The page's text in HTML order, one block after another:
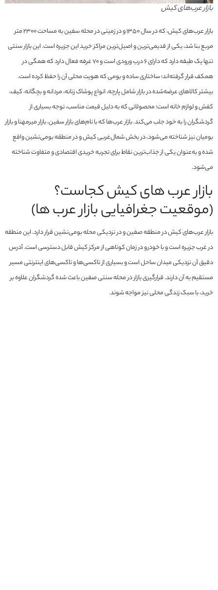
بازار عرب‌های کیش
بازار عرب‌های کیش، که در سال ۱۳۵۰ و در زمینی در محله سفین به مساحت ۲۳۰۰ متر
مربع بنا شد، یکی از قدیمی‌ترین و اصیل‌ترین مراکز خرید این جزیره است. این بازار سنتی
تنها یک طبقه دارد که دارای 6 درب ورودی است و ۷۰ غرفه فعال دارد که همگی در
همکف قرار گرفته‌اند؛ ساختاری ساده و بومی که هویت محلی آن را حفظ کرده است.
بیشتر کالاهای عرضه‌شده در بازار شامل پارچه، انواع پوشاک زنانه، مردانه و بچگانه، کیف،
کفش و لوازم خانه است؛ محصولاتی که به دلیل قیمت مناسب، توجه بسیاری از
گردشگران را به خود جلب می‌کند. بازار عرب‌ها که با نام‌های بازار سفین، بازار میرمهنا و بازار
بومیان نیز شناخته می‌شود، در بخش شمال‌غربی کیش و در منطقه بومی‌نشین واقع
شده و به‌عنوان یکی از جذاب‌ترین نقاط برای تجربه خریدی اقتصادی و متفاوت شناخته
می‌شود.
بازار عرب های کیش کجاست؟
(موقعیت جغرافیایی بازار عرب ها)
بازار عرب‌های کیش در منطقه صفین و در نزدیکی محله بومی‌نشین قرار دارد. این منطقه
در غرب جزیره است و با خودرو در زمان کوتاهی از مرکز کیش قابل دسترسی است. آدرس
دقیق آن نزدیکی میدان ساحل است و بسیاری از تاکسی‌ها و تاکسی‌های اینترنتی مسیر
مستقیم به آن دارند. قرارگیری بازار در محله سنتی صفین باعث شده گردشگران علاوه بر
خرید، با سبک زندگی محلی نیز مواجه شوند.